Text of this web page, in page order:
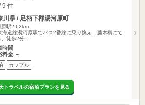
9 件
川県 / 足柄下郡湯河原町
原駅2.62km
海道線湯河原駅でバス2番線に乗り換え、藤木橋にて
、徒歩2分…
時間
料金 ～
カップル
トラベルの宿泊プランを見る